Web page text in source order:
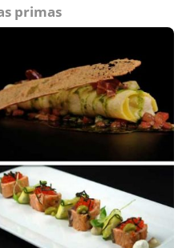
primas